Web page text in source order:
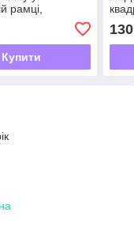
рамці,
Купити
2мм
130